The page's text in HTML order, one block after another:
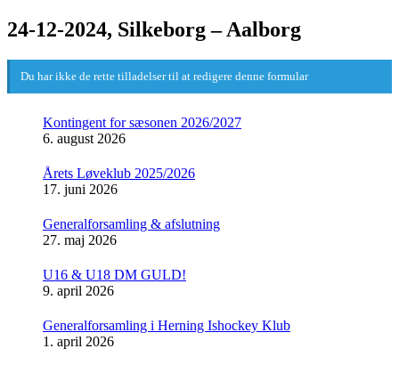
24-12-2024, Silkeborg – Aalborg
Du har ikke de rette tilladelser til at redigere denne formular
Kontingent for sæsonen 2026/2027
6. august 2026
Årets Løveklub 2025/2026
17. juni 2026
Generalforsamling & afslutning
27. maj 2026
U16 & U18 DM GULD!
9. april 2026
Generalforsamling i Herning Ishockey Klub
1. april 2026